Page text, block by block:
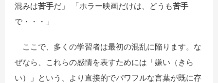
混みは苦手だ」 「ホラー映画だけは、どうも苦手
で・・・」
ここで、多くの学習者は最初の混乱に陥ります。な
ぜなら、これらの感情を表すためには「嫌い（きら
い）」という、より直接的でパワフルな言葉が既に存